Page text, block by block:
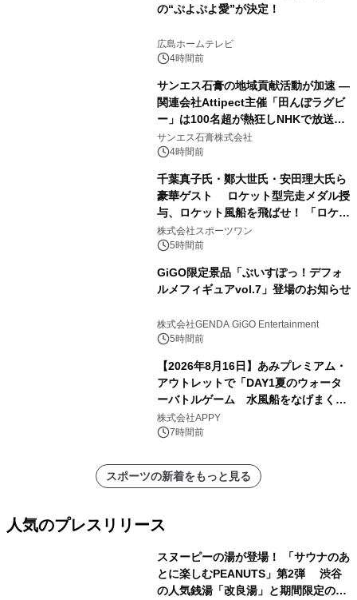
の“ぷよぷよ愛”が決定！
広島ホームテレビ
4時間前
サンエス石膏の地域貢献活動が加速 ―
関連会社Attipect主催「田んぼラグビ
ー」は100名超が熱狂しNHKで放送さ
れました。
サンエス石膏株式会社
4時間前
千葉真子氏・鄭大世氏・安田理大氏ら
豪華ゲスト ロケット型完走メダル授
与、ロケット風船を飛ばせ！ 「ロケッ
トマラソン2026」開催
株式会社スポーツワン
5時間前
GiGO限定景品「ぶいすぽっ！デフォ
ルメフィギュアvol.7」登場のお知らせ
株式会社GENDA GiGO Entertainment
5時間前
【2026年8月16日】あみプレミアム・
アウトレットで「DAY1夏のウォータ
ーバトルゲーム 水風船をなげまくろ
う！」を開催
株式会社APPY
7時間前
スポーツの新着をもっと見る
人気のプレスリリース
スヌーピーの湯が登場！ 「サウナのあ
とに楽しむPEANUTS」第2弾 渋谷
の人気銭湯「改良湯」と期間限定のコ